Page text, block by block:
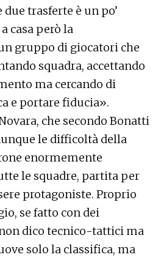
trasferte è un po’
casa però la
gruppo di giocatori che
squadra, accettando
ma cercando di
e portare fiducia».
che secondo Bonatti
le difficoltà della
enormemente
le squadre, partita per
protagoniste. Proprio
se fatto con dei
dico tecnico-tattici ma
solo la classifica, ma